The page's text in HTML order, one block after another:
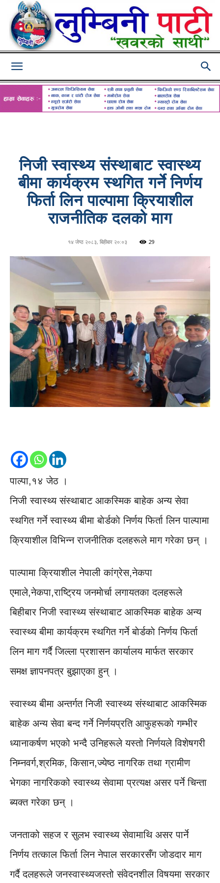
निजी स्वास्थ्य संस्थाबाट स्वास्थ्य
बीमा कार्यक्रम स्थगित गर्ने निर्णय
फिर्ता लिन पाल्पामा क्रियाशील
राजनीतिक दलको माग
१४ जेष्ठ २०८३, बिहीबार २०:०३ 29
पाल्पा,१४ जेठ ।
निजी स्वास्थ्य संस्थाबाट आकस्मिक बाहेक अन्य सेवा
स्थगित गर्ने स्वास्थ्य बीमा बाेर्डकाे निर्णय फिर्ता लिन पाल्पामा
क्रियाशील विभिन्न राजनीतिक दलहरूले माग गरेका छन् ।
पाल्पामा क्रियाशील नेपाली कांग्रेस,नेकपा
एमाले,नेकपा,राष्ट्रिय जनमाेर्चा लगायतका दलहरूले
बिहीबार निजी स्वास्थ्य संस्थाबाट आकस्मिक बाहेक अन्य
स्वास्थ्य बीमा कार्यक्रम स्थगित गर्ने बाेर्डकाे निर्णय फिर्ता
लिन माग गर्दै जिल्ला प्रशासन कार्यालय मार्फत सरकार
समक्ष ज्ञापनपत्र बुझाएका हुन् ।
स्वास्थ्य बीमा अन्तर्गत निजी स्वास्थ्य संस्थाबाट आकस्मिक
बाहेक अन्य सेवा बन्द गर्ने निर्णयप्रति आफुहरूकाे गम्भीर
ध्यानाकर्षण भएको भन्दै उनिहरूले यस्तो निर्णयले विशेषगरी
निम्नवर्ग,श्रमिक, किसान,ज्येष्ठ नागरिक तथा ग्रामीण
भेगका नागरिकको स्वास्थ्य सेवामा प्रत्यक्ष असर पर्ने चिन्ता
ब्यक्त गरेका छन् ।
जनताको सहज र सुलभ स्वास्थ्य सेवामाथि असर पार्ने
निर्णय तत्काल फिर्ता लिन नेपाल सरकारसँग जोडदार माग
गर्दै दलहरूले जनस्वास्थ्यजस्तो संवेदनशील विषयमा सरकार